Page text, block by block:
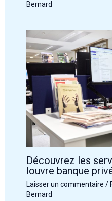
Bernard
Découvrez les
louvre banque
Laisser un commentaire /
Bernard